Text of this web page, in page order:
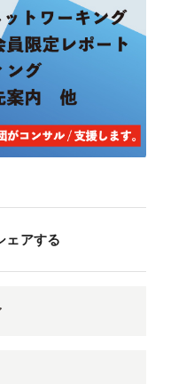
ェアする